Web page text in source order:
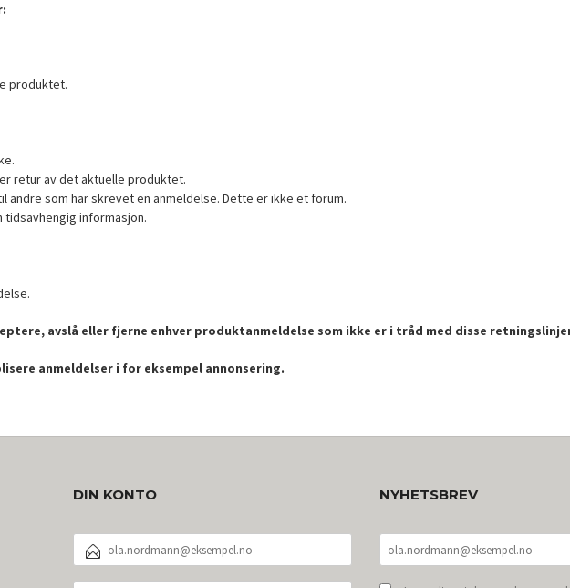
produktet.
retur av det aktuelle produktet.
andre som har skrevet en anmeldelse. Dette er ikke et forum.
informasjon.
avslå eller fjerne enhver produktanmeldelse som ikke er i tråd med disse
anmeldelser i for eksempel annonsering.
DIN KONTO
POSTADRESSE
NYHETSBREV